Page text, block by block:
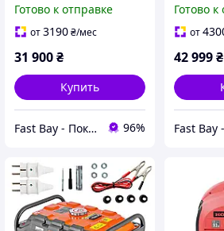
Бензиновый
инвертонный
электростартером для
офиса, Бензогенератор
Готово к отправке
от3190₴/мес
31 900₴
Купить
Fast Bay - Покупай выгодно тут! 96%
Готово к
от
42 999₴